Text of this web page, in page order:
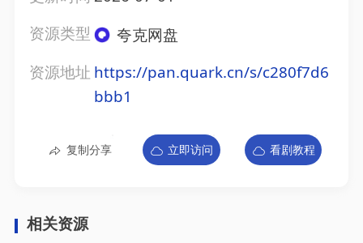
资源类型
夸克网盘
资源地址 https://pan.quark.cn/s/c280f7d6
bbb1
复制分享 立即访问 看剧教程
相关资源